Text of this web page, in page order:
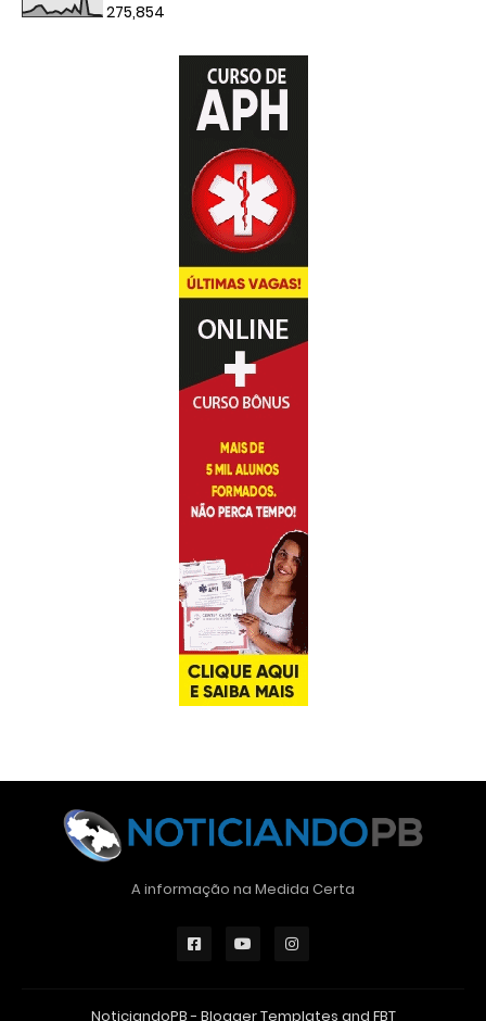
275,854
A informação na Medida Certa
NoticiandoPB - Blogger Templates and FBT